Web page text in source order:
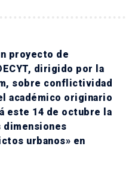
proyecto de
dirigido por la
sobre conflictividad
académico originario
este 14 de octubre la
dimensiones
urbanos» en